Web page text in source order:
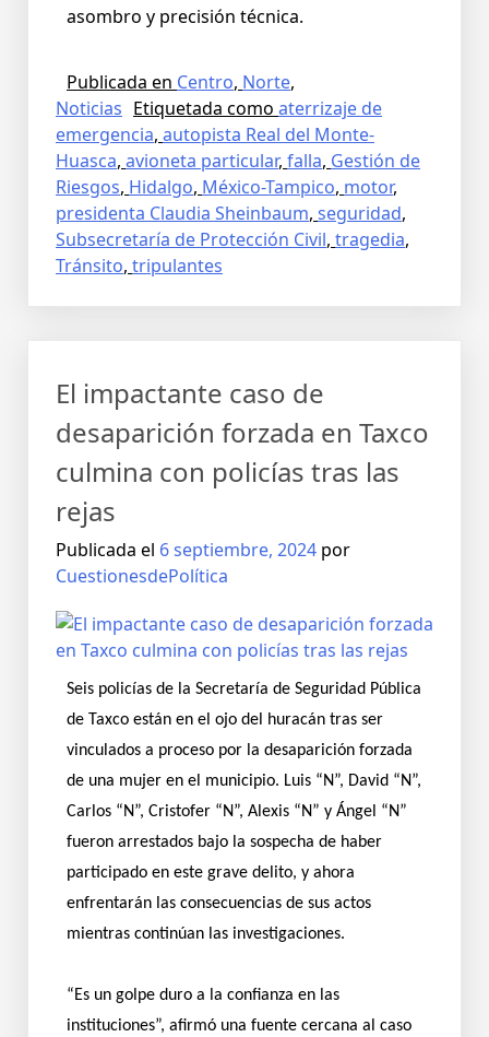
asombro y precisión técnica.
Publicada en Centro, Norte,
Noticias Etiquetada como aterrizaje de
emergencia, autopista Real del Monte-
Huasca, avioneta particular, falla, Gestión de
Riesgos, Hidalgo, México-Tampico, motor,
presidenta Claudia Sheinbaum, seguridad,
Subsecretaría de Protección Civil, tragedia,
Tránsito, tripulantes
El impactante caso de
desaparición forzada en Taxco
culmina con policías tras las
rejas
Publicada el 6 septiembre, 2024 por
CuestionesdePolítica
Seis policías de la Secretaría de Seguridad Pública
de Taxco están en el ojo del huracán tras ser
vinculados a proceso por la desaparición forzada
de una mujer en el municipio. Luis “N”, David “N”,
Carlos “N”, Cristofer “N”, Alexis “N” y Ángel “N”
fueron arrestados bajo la sospecha de haber
participado en este grave delito, y ahora
enfrentarán las consecuencias de sus actos
mientras continúan las investigaciones.
“Es un golpe duro a la confianza en las
instituciones”, afirmó una fuente cercana al caso